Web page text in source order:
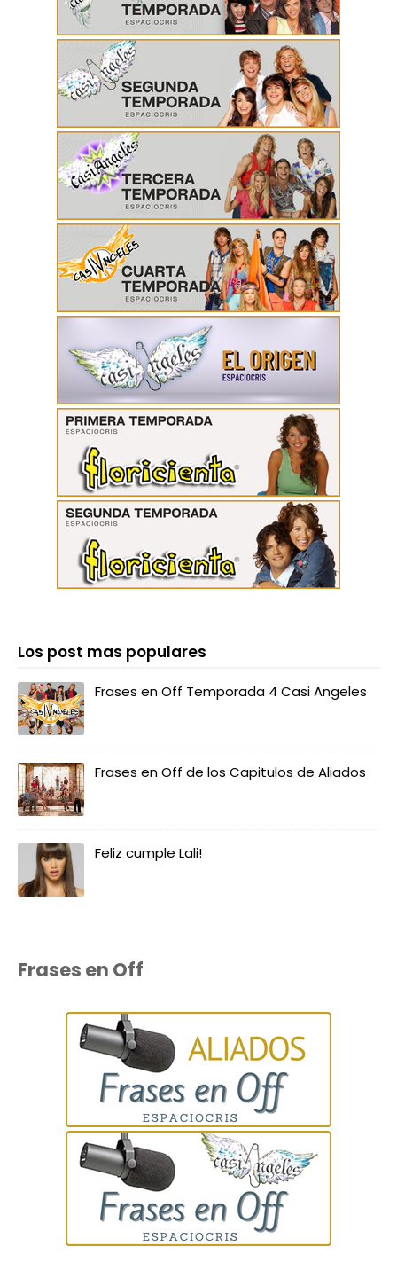
Los post mas populares
Frases en Off Temporada 4 Casi Angeles
Frases en Off de los Capitulos de Aliados
Feliz cumple Lali!
Frases en Off